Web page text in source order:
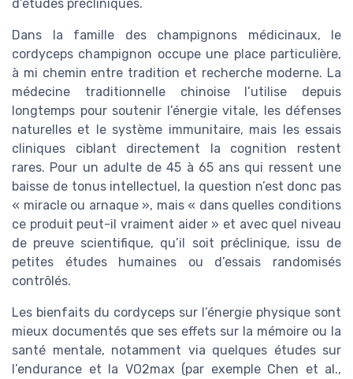
d’études précliniques.
Dans la famille des champignons médicinaux, le
cordyceps champignon occupe une place particulière,
à mi chemin entre tradition et recherche moderne. La
médecine traditionnelle chinoise l’utilise depuis
longtemps pour soutenir l’énergie vitale, les défenses
naturelles et le système immunitaire, mais les essais
cliniques ciblant directement la cognition restent
rares. Pour un adulte de 45 à 65 ans qui ressent une
baisse de tonus intellectuel, la question n’est donc pas
« miracle ou arnaque », mais « dans quelles conditions
ce produit peut-il vraiment aider » et avec quel niveau
de preuve scientifique, qu’il soit préclinique, issu de
petites études humaines ou d’essais randomisés
contrôlés.
Les bienfaits du cordyceps sur l’énergie physique sont
mieux documentés que ses effets sur la mémoire ou la
santé mentale, notamment via quelques études sur
l’endurance et la VO2max (par exemple Chen et al.,